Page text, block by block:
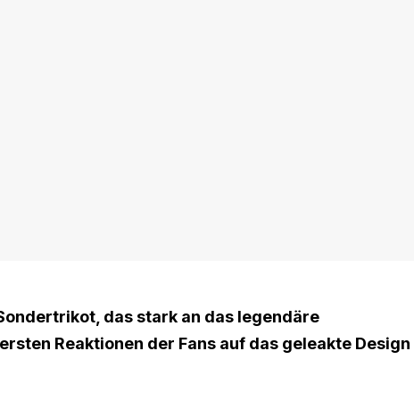
das stark an das legendäre
Reaktionen der Fans auf das geleakte Design